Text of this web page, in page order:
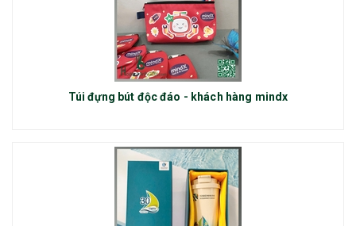
Túi đựng bút độc đáo - khách hàng mindx